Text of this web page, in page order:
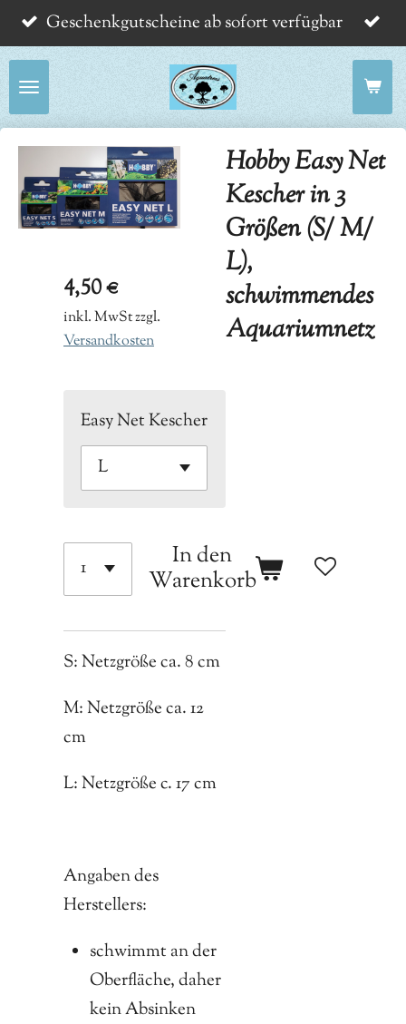
Zum
Hauptinhalt
springen
Geschenkgutscheine ab sofort verfügbar
Hobby Easy Net
Kescher in 3
Größen (S/ M/
L),
schwimmendes
Aquariumnetz
4,50 €
inkl. MwSt zzgl.
Versandkosten
Easy Net Kescher
In den
Warenkorb
S: Netzgröße ca. 8 cm
M: Netzgröße ca. 12
cm
L: Netzgröße c. 17 cm
Angaben des
Herstellers:
schwimmt an der
Oberfläche, daher
kein Absinken